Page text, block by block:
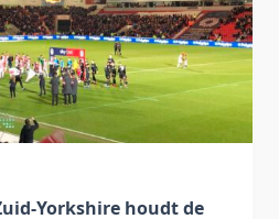
Yorkshire houdt de